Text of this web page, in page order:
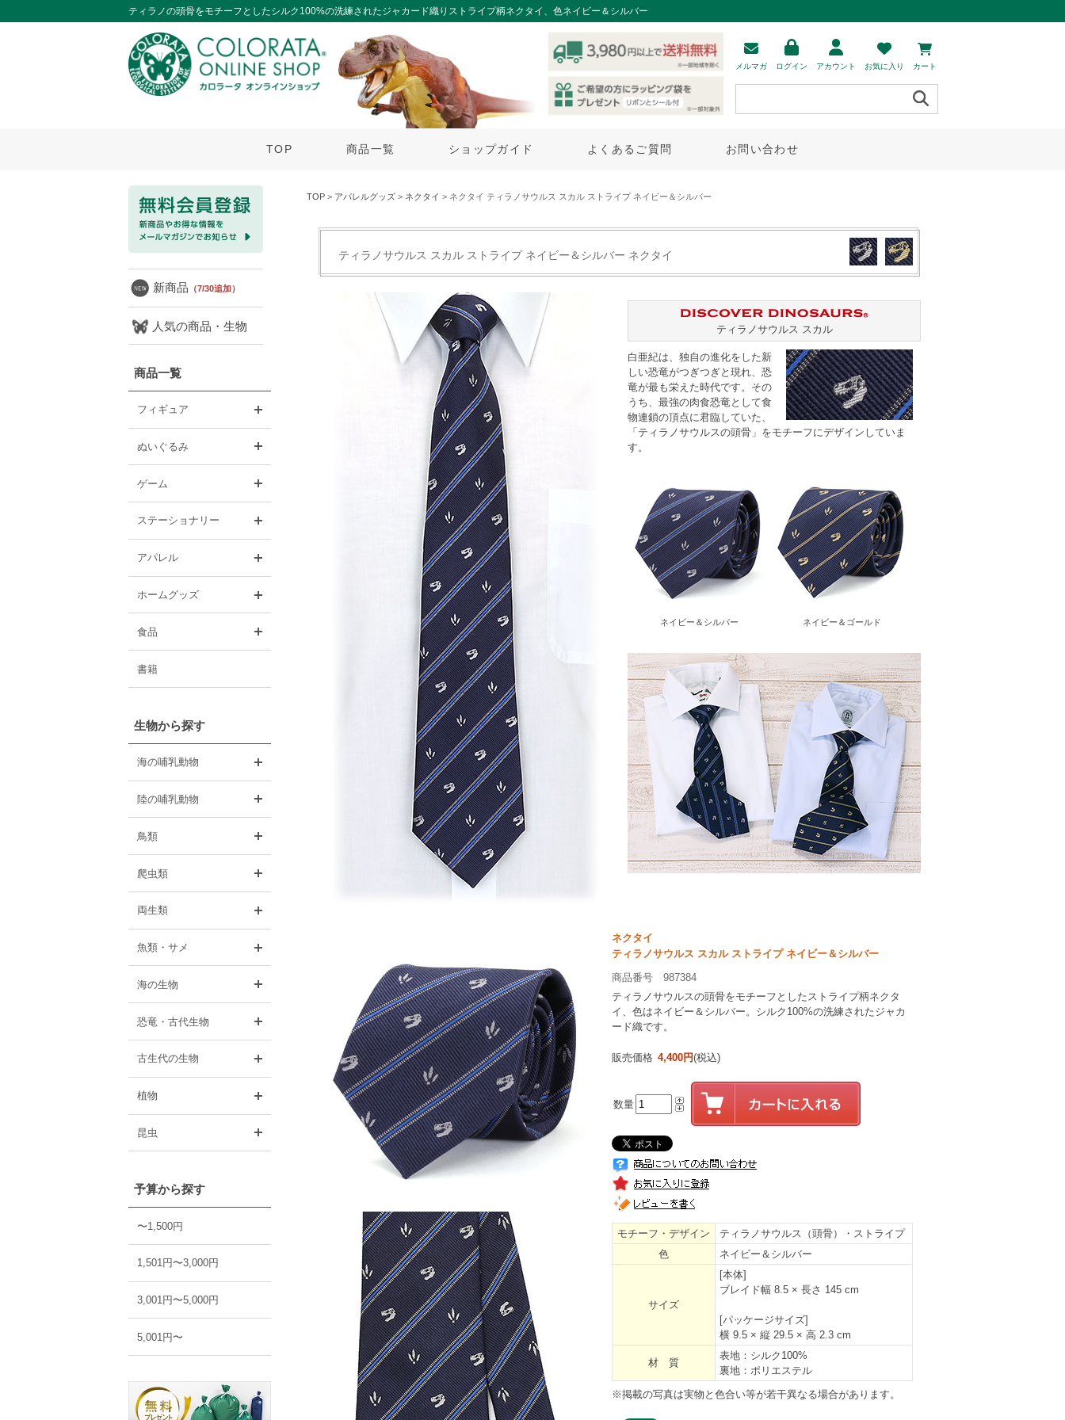
ティラノの頭骨をモチーフとしたシルク100%の洗練されたジャカード織りストライプ柄ネクタイ、色ネイビー＆シルバー
メルマガ ログイン アカウント お気に入り カート
TOP 商品一覧 ショップガイド よくあるご質問 お問い合わせ
新商品 （7/30追加）
人気の商品・生物
商品一覧
フィギュア
ぬいぐるみ
ゲーム
ステーショナリー
アパレル
ホームグッズ
食品
書籍
生物から探す
海の哺乳動物
陸の哺乳動物
鳥類
爬虫類
両生類
魚類・サメ
海の生物
恐竜・古代生物
古生代の生物
植物
昆虫
予算から探す
〜1,500円
1,501円〜3,000円
3,001円〜5,000円
5,001円〜
TOP > アパレルグッズ > ネクタイ > ネクタイ ティラノサウルス スカル ストライプ ネイビー＆シルバー
ティラノサウルス スカル ストライプ ネイビー＆シルバー ネクタイ
ティラノサウルス スカル
白亜紀は、独自の進化をした新
しい恐竜がつぎつぎと現れ、恐
竜が最も栄えた時代です。その
うち、最強の肉食恐竜として食
物連鎖の頂点に君臨していた、
「ティラノサウルスの頭骨」をモチーフにデザインしていま
す。
ネイビー＆シルバー ネイビー＆ゴールド
ネクタイ
ティラノサウルス スカル ストライプ ネイビー＆シルバー
商品番号 987384
ティラノサウルスの頭骨をモチーフとしたストライプ柄ネクタ
イ、色はネイビー＆シルバー。シルク100%の洗練されたジャカ
ード織です。
販売価格 4,400円(税込)
数量
モチーフ・デザイン
ティラノサウルス（頭骨）・ストライプ
色
ネイビー＆シルバー
サイズ
[本体]
ブレイド幅 8.5 × 長さ 145 cm
[パッケージサイズ]
横 9.5 × 縦 29.5 × 高 2.3 cm
材 質
表地：シルク100%
裏地：ポリエステル
※掲載の写真は実物と色合い等が若干異なる場合があります。